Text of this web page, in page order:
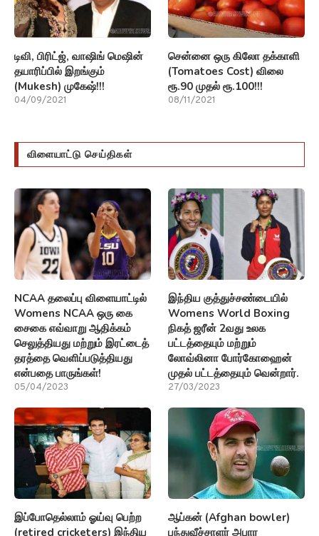
டிவி, பிரிட்ஜ், வாஷிங் மெஷின்
தயாரிப்பில் இறங்கும்
(Mukesh) முகேஷ்!!!
04/09/2021
சென்னை ஒரு கிலோ தக்காளி
(Tomatoes Cost) விலை
ரூ.90 முதல் ரூ.100!!!
08/11/2021
விளையாட்டு செய்திகள்
NCAA தலைப்பு விளையாட்டில்
Womens NCAA ஒரு கை
சைகை எவ்வாறு ஆதிக்கம்
செலுத்தியது மற்றும் இரட்டைத்
தரத்தை வெளிப்படுத்தியது
என்பதை பாருங்கள்!
05/04/2023
இந்திய குத்துச்சண்டையில்
Womens World Boxing
நிகத் ஜரீன் 2வது உலக
பட்டத்தையும் மற்றும்
லோவ்லினா போர்கோஹைன்
முதல் பட்டத்தையும் வென்றார்.
27/03/2023
இப்போதெல்லாம் ஓய்வு பெற்ற
(retired cricketers) இந்திய
ஆப்கன் (Afghan bowler)
பந்துவீச்சாளர் அபார